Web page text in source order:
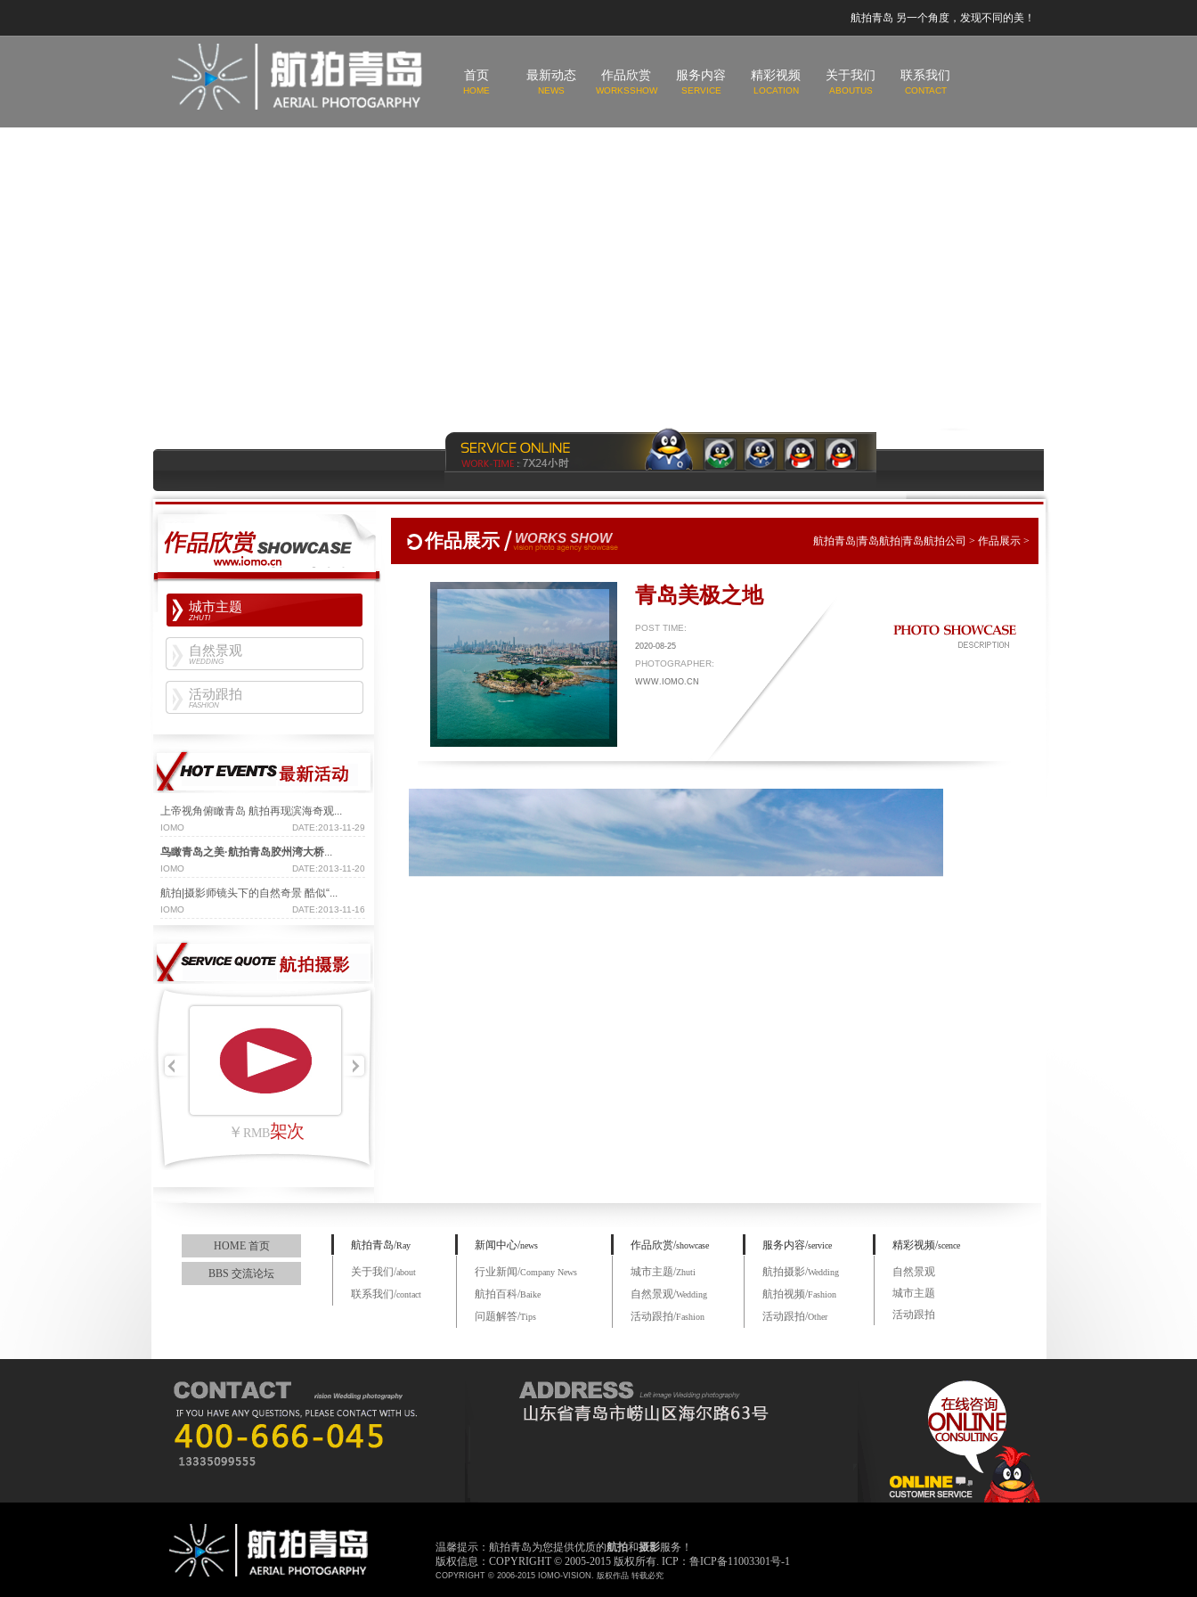
航拍青岛 另一个角度，发现不同的美！
首页
HOME
最新动态
NEWS
作品欣赏
WORKSSHOW
服务内容
SERVICE
精彩视频
LOCATION
关于我们
ABOUTUS
联系我们
CONTACT
城市主题
ZHUTI
自然景观
WEDDING
活动跟拍
FASHION
上帝视角俯瞰青岛 航拍再现滨海奇观...
IOMO DATE:2013-11-29
鸟瞰青岛之美·航拍青岛胶州湾大桥...
IOMO DATE:2013-11-20
航拍|摄影师镜头下的自然奇景 酷似“...
IOMO DATE:2013-11-16
￥ RMB架次
作品展示 WORKS SHOW 航拍青岛|青岛航拍|青岛航拍公司 > 作品展示 >
青岛美极之地
POST TIME:
2020-08-25
PHOTOGRAPHER:
WWW.IOMO.CN
HOME 首页
BBS 交流论坛
航拍青岛/Ray
关于我们/about
联系我们/contact
新闻中心/news
行业新闻/Company News
航拍百科/Baike
问题解答/Tips
作品欣赏/showcase
城市主题/Zhuti
自然景观/Wedding
活动跟拍/Fashion
服务内容/service
航拍摄影/Wedding
航拍视频/Fashion
活动跟拍/Other
精彩视频/scence
自然景观
城市主题
活动跟拍
温馨提示：航拍青岛为您提供优质的航拍和摄影服务！
版权信息：COPYRIGHT © 2005-2015 版权所有. ICP：鲁ICP备11003301号-1
COPYRIGHT © 2006-2015 IOMO-VISION. 版权作品 转载必究